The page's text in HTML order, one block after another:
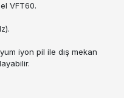
VFT60.
iyon pil ile dış mekan